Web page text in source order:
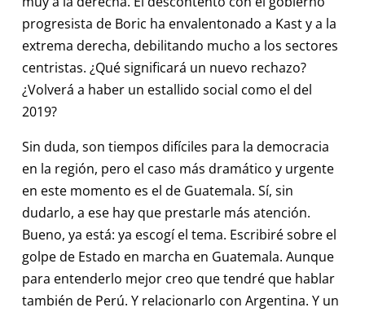
progresista de Boric ha envalentonado a Kast y a la
extrema derecha, debilitando mucho a los sectores
centristas. ¿Qué significará un nuevo rechazo?
¿Volverá a haber un estallido social como el del
2019?
Sin duda, son tiempos difíciles para la democracia
en la región, pero el caso más dramático y urgente
en este momento es el de Guatemala. Sí, sin
dudarlo, a ese hay que prestarle más atención.
Bueno, ya está: ya escogí el tema. Escribiré sobre el
golpe de Estado en marcha en Guatemala. Aunque
para entenderlo mejor creo que tendré que hablar
también de Perú. Y relacionarlo con Argentina. Y un